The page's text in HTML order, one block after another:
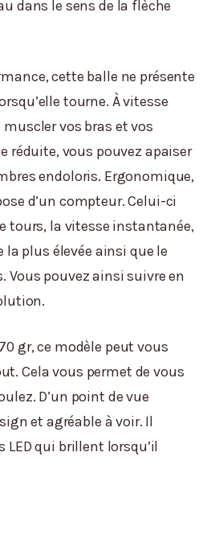
dans le sens de la flèche
cette balle ne présente
tourne. À vitesse
muscler vos bras et vos
réduite, vous pouvez apaiser
endoloris. Ergonomique,
d’un compteur. Celui-ci
tours, la vitesse instantanée,
plus élevée ainsi que le
Vous pouvez ainsi suivre en
gr, ce modèle peut vous
Cela vous permet de vous
D’un point de vue
et agréable à voir. Il
LED qui brillent lorsqu’il